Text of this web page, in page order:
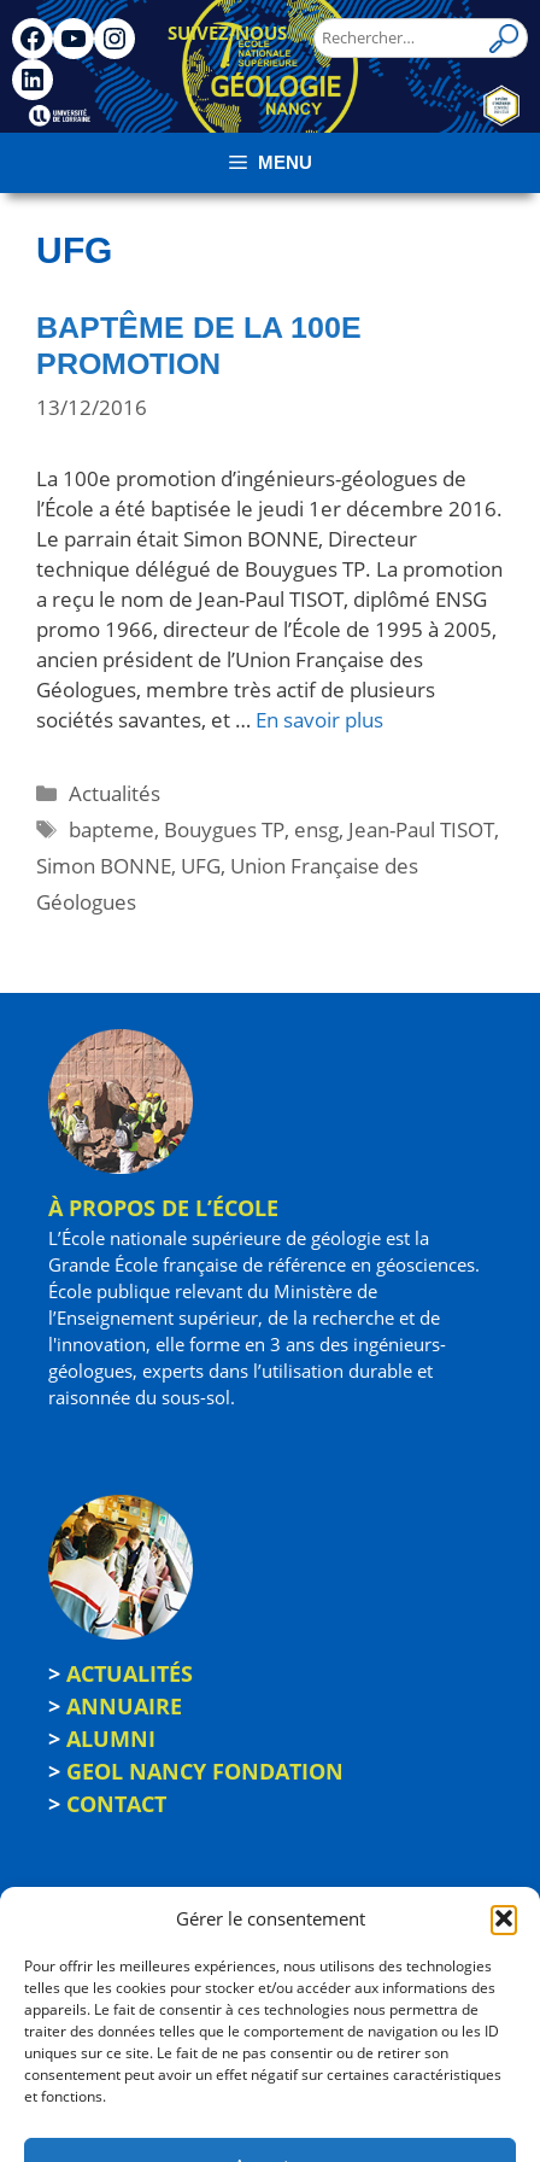
Gérer le consentement
Pour offrir les meilleures expériences, nous utilisons des technologies
telles que les cookies pour stocker et/ou accéder aux informations des
appareils. Le fait de consentir à ces technologies nous permettra de
traiter des données telles que le comportement de navigation ou les ID
uniques sur ce site. Le fait de ne pas consentir ou de retirer son
consentement peut avoir un effet négatif sur certaines caractéristiques
et fonctions.
SUIVEZ-NOUS
!
MENU
UFG
BAPTÊME DE LA 100E
PROMOTION
13/12/2016
La 100e promotion d’ingénieurs-géologues de
l’École a été baptisée le jeudi 1er décembre 2016.
Le parrain était Simon BONNE, Directeur
technique délégué de Bouygues TP. La promotion
a reçu le nom de Jean-Paul TISOT, diplômé ENSG
promo 1966, directeur de l’École de 1995 à 2005,
ancien président de l’Union Française des
Géologues, membre très actif de plusieurs
sociétés savantes, et … En savoir plus
Actualités
bapteme, Bouygues TP, ensg, Jean-Paul TISOT,
Simon BONNE, UFG, Union Française des
Géologues
À PROPOS DE L’ÉCOLE
L’École nationale supérieure de géologie est la
Grande École française de référence en géosciences.
École publique relevant du Ministère de
l’Enseignement supérieur, de la recherche et de
l'innovation, elle forme en 3 ans des ingénieurs-
géologues, experts dans l’utilisation durable et
raisonnée du sous-sol.
> ACTUALITÉS
> ANNUAIRE
> ALUMNI
> GEOL NANCY FONDATION
> CONTACT
ÉCOLE NATIONALE
2, rue du Doyen Marcel Roubault - BP 10162